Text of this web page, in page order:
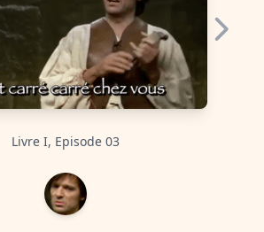
Livre I, Episode 03